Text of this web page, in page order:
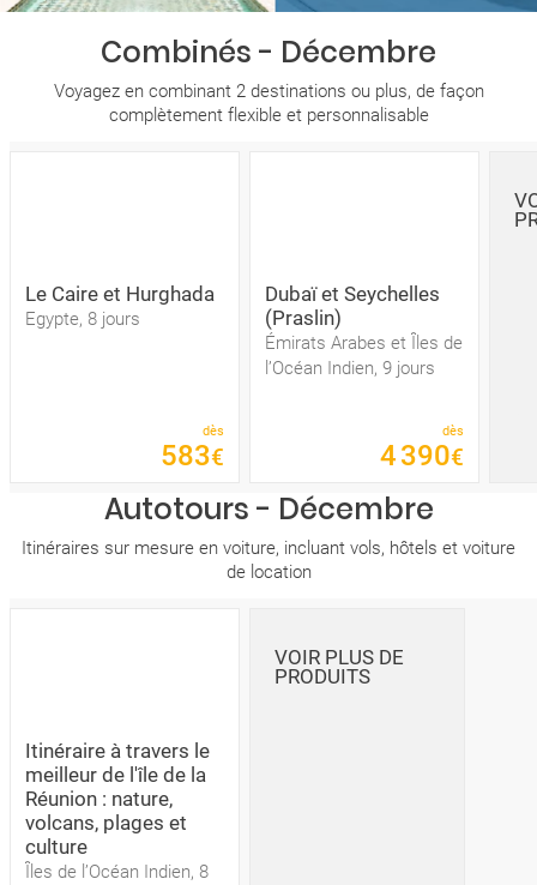
Combinés - Décembre
Voyagez en combinant 2 destinations ou plus, de façon
complètement flexible et personnalisable
Le Caire et Hurghada
Egypte, 8 jours
dès
583€
Dubaï et Seychelles
(Praslin)
Émirats Arabes et Îles de
l’Océan Indien, 9 jours
dès
4390€
Autotours - Décembre
Itinéraires sur mesure en voiture, incluant vols, hôtels et voiture
de location
Itinéraire à travers le
meilleur de l'île de la
Réunion : nature,
volcans, plages et
culture
Îles de l’Océan Indien, 8
VOIR PLUS DE
PRODUITS